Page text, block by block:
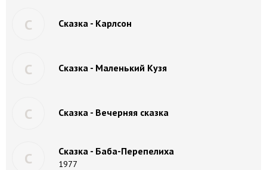
С Сказка - Карлсон
С Сказка - Маленький Кузя
С Сказка - Вечерняя сказка
С Сказка - Баба-Перепелиха
1977